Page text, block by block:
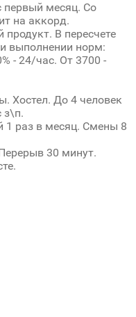
первый месяц. Со
на аккорд.
В пересчете
выполнении норм:
- 24/час. От 3700 -
Хостел. До 4 человек
з\п.
1 раз в месяц. Смены 8
30 минут.